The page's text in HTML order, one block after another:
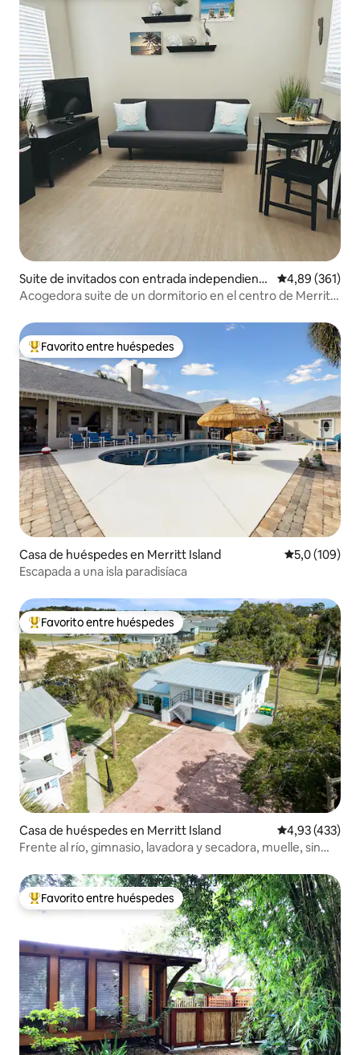
Suite de invitados con entrada independiente
en Merritt Island
Calificación
4,89 (361)
Acogedora suite de un dormitorio en el centro de Merritt
Favorito entre los huéspedes más destacados
Favorito entre huéspedes
Casa de huéspedes en Merritt Island Calificación
5,0 (109)
Escapada a una isla paradisíaca
Favorito entre los huéspedes más destacados
Favorito entre huéspedes
Casa de huéspedes en Merritt Island Calificación
4,93 (433)
Frente al río, gimnasio, lavadora y secadora, muelle, sin
Favorito entre los huéspedes más destacados
Favorito entre huéspedes